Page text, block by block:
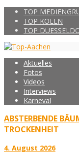
TOP
TOP KOELN
TOP
Aktuelles
Fotos
Videos
Interviews
Karneval
ABSTERBENDE
TROCKENHEIT
4. August 2026